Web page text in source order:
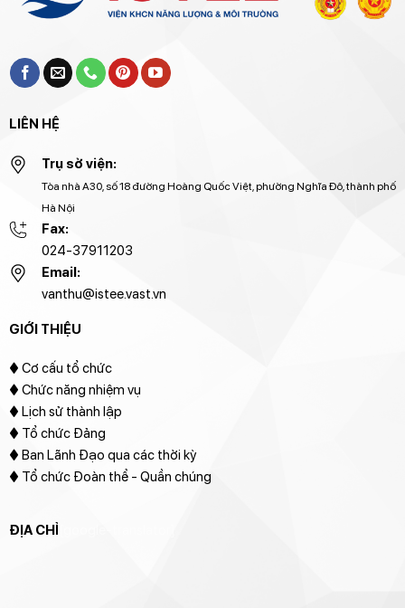
LIÊN HỆ
Trụ sở viện:
Tòa nhà A30, số 18 đường Hoàng Quốc Việt, phường Nghĩa Đô, thành phố
Hà Nội
Fax:
024-37911203
Email:
vanthu@istee.vast.vn
GIỚI THIỆU
♦ Cơ cấu tổ chức
♦ Chức năng nhiệm vụ
♦ Lịch sử thành lập
♦ Tổ chức Đảng
♦ Ban Lãnh Đạo qua các thời kỳ
♦ Tổ chức Đoàn thể - Quần chúng
ĐỊA CHỈ